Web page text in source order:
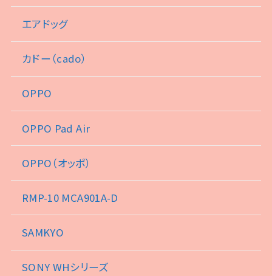
エアドッグ
カドー（cado）
OPPO
OPPO Pad Air
OPPO（オッポ）
RMP-10 MCA901A-D
SAMKYO
SONY WHシリーズ